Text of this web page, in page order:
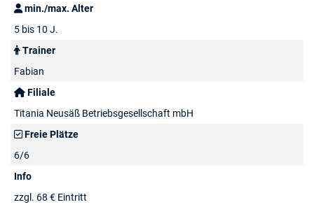
min./max. Alter
5 bis 10 J.
Trainer
Fabian
Filiale
Titania Neusäß Betriebsgesellschaft mbH
Freie Plätze
6/6
Info
zzgl. 68 € Eintritt